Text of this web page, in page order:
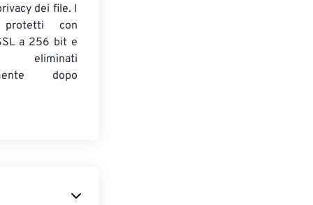
dei file. I
con
a 256 bit e
eliminati
dopo